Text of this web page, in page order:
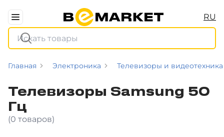
RU
Главная Электроника Телевизоры и видеотехника
Телевизоры Samsung 50
Гц
(0 товаров)